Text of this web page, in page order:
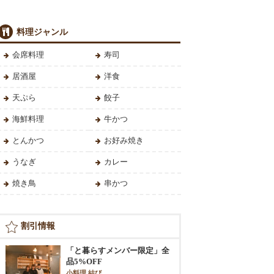
料理ジャンル
会席料理 寿司
居酒屋 洋食
天ぷら 餃子
海鮮料理 牛かつ
とんかつ お好み焼き
うなぎ カレー
焼き鳥 串かつ
割引情報
「と暮らすメンバー限定」全
品5%OFF